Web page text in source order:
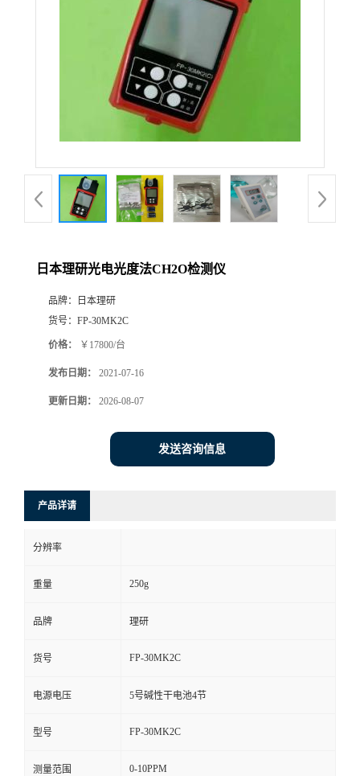
品
厅
系
言
日本理研光电光度法CH2O检测仪
品牌：
日本理研
货号： FP-30MK2C
价格： ￥17800/台
发布日期： 2021-07-16
更新日期： 2026-08-07
发送咨询信息
产品详请
分辨率
重量 250g
品牌 理研
货号 FP-30MK2C
电源电压 5号碱性干电池4节
型号 FP-30MK2C
测量范围 0-10PPM